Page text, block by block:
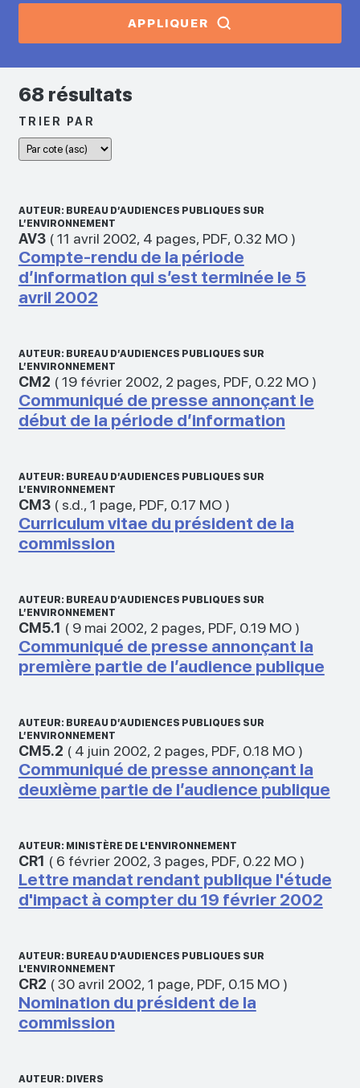
APPLIQUER
68 résultats
TRIER PAR
AUTEUR: BUREAU D’AUDIENCES PUBLIQUES SUR
L’ENVIRONNEMENT
AV3(11 avril 2002, 4 pages, PDF, 0.32 MO)
Compte-rendu de la période
d’information qui s’est terminée le 5
avril 2002
AUTEUR: BUREAU D’AUDIENCES PUBLIQUES SUR
L’ENVIRONNEMENT
CM2 (19 février 2002, 2 pages, PDF, 0.22 MO)
Communiqué de presse annonçant le
début de la période d’information
AUTEUR: BUREAU D’AUDIENCES PUBLIQUES SUR
L’ENVIRONNEMENT
CM3( s.d., 1 page, PDF, 0.17 MO)
Curriculum vitae du président de la
commission
AUTEUR: BUREAU D’AUDIENCES PUBLIQUES SUR
L’ENVIRONNEMENT
CM5.1 ( 9 mai 2002, 2 pages, PDF, 0.19 MO)
Communiqué de presse annonçant la
première partie de l’audience publique
AUTEUR: BUREAU D’AUDIENCES PUBLIQUES SUR
L’ENVIRONNEMENT
CM5.2 ( 4 juin 2002, 2 pages, PDF, 0.18 MO)
Communiqué de presse annonçant la
deuxième partie de l’audience publique
AUTEUR: MINISTÈRE DE L'ENVIRONNEMENT
CR1 ( 6 février 2002, 3 pages, PDF, 0.22 MO)
Lettre mandat rendant publique l'étude
d'impact à compter du 19 février 2002
AUTEUR: BUREAU D'AUDIENCES PUBLIQUES SUR
L'ENVIRONNEMENT
CR2 (30 avril 2002, 1 page, PDF, 0.15 MO)
Nomination du président de la
commission
AUTEUR: DIVERS